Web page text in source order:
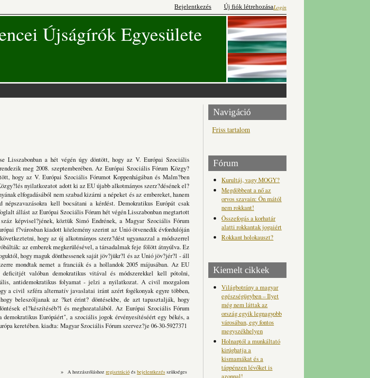
Login
Bejelentkezés Új fiók létrehozása
Újságírók Egyesülete
Lisszabonban a hét végén úgy döntött, hogy az V. Európai Szociális
meg 2008. szeptemberében. Az Európai Szociális Fórum Közgy?
hogy az V. Európai Szociális Fórumot Koppenhágában és Malm?ben
nyilatkozatot adott ki az EU újabb alkotmányos szerz?désének el?
elfogadásából nem szabad kizárni a népeket és az embereket, hanem
kell bocsátani a kérdést. Demokratikus Európát csak
állást az Európai Szociális Fórum hét végén Lisszabonban megtartott
képvisel?jének, köztük Simó Endrének, a Magyar Szociális Fórum
f?városban kiadott közlemény szerint az Unió ötvenedik évfordulóján
hogy az új alkotmányos szerz?dést ugyanazzal a módszerrel
az emberek megkerülésével, a társadalmak feje fölött átnyúlva. Ez
hogy maguk dönthessenek saját jöv?jükr?l és az Unió jöv?jér?l - áll
mondtak nemet a franciák és a hollandok 2005 májusában. Az EU
deficitjét valóban demokratikus vitával és módszerekkel kell pótolni,
antidemokratikus folyamat - jelzi a nyilatkozat. A civil mozgalom
a civil szféra alternatív javaslatai iránt azért fogékonyak egyre többen,
beleszóljanak az ?ket érint? döntésekbe, de azt tapasztalják, hogy
el?készítéséb?l és meghozatalából. Az Európai Szociális Fórum
Európáért", a szociális jogok érvényesítéséért egy békés, a
keretében. kiadta: Magyar Szociális Fórum szervez?je 06-30-5927371
» A hozzászóláshoz regisztrációés bejelentkezésszükséges
Navigáció
Friss tartalom
Fórum
Kurultáj, vagy MOGY?
Megdöbbent a nő az
orvos szavain: Ön mától
nem rokkant!
Összefogás a korhatár
alatti rokkantak jogaiért
Rokkant holokauszt?
Kiemelt cikkek
Világbotrány a magyar
egészségügyben – Ilyet
még nem láttak az
ország egyik legnagyobb
városában, egy fontos
megyszékhelyen
Holnaptól a munkáltató
kirúghatja a
kismamákat és a
táppénzen lévőket is
azonnal!